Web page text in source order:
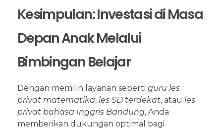
Kesimpulan: Investasi di Masa
Depan Anak Melalui
Bimbingan Belajar
Dengan memilih layanan seperti guru les
privat matematika, les SD terdekat, atau les
privat bahasa Inggris Bandung, Anda
memberikan dukungan optimal bagi